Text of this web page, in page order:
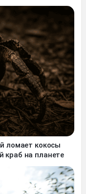
ломает кокосы
краб на планете